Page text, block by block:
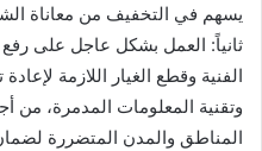
يسهم في التخفيف من معاناة
ثانياً: العمل بشكل عاجل على
الفنية وقطع الغيار اللازمة
وتقنية المعلومات المدمرة، من
المناطق والمدن المتضررة